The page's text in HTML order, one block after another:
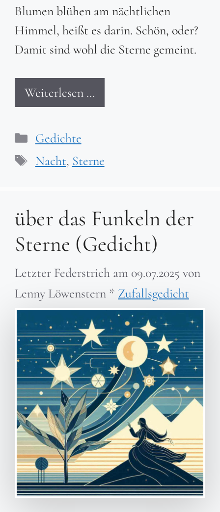
Blumen blühen am nächtlichen
Himmel, heißt es darin. Schön, oder?
Damit sind wohl die Sterne gemeint.
Weiterlesen …
Kategorien
Gedichte
Schlagwörter
Nacht, Sterne
über das Funkeln der
Sterne (Gedicht)
Letzter Federstrich am 09.07.2025 von
Lenny Löwenstern * Zufallsgedicht